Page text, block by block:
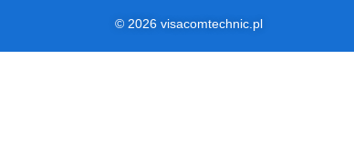
© 2026 visacomtechnic.pl